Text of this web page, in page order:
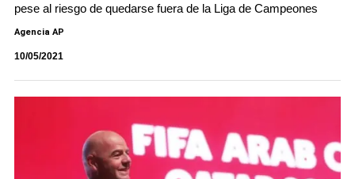
pese al riesgo de quedarse fuera de la Liga de Campeones
Agencia AP
10/05/2021